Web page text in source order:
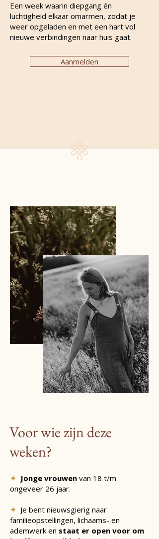
Een week waarin diepgang én
luchtigheid elkaar omarmen, zodat je
weer opgeladen en met een hart vol
nieuwe verbindingen naar huis gaat.
Aanmelden
Voor wie zijn deze
weken?
✦ Jonge vrouwen van 18 t/m
ongeveer 26 jaar.
✦ Je bent nieuwsgierig naar
familieopstellingen, lichaams- en
ademwerk en staat er open voor om